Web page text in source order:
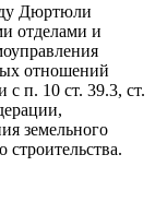
Дюртюли
отделами и
отношений
с п. 10 ст. 39.3, ст.
земельного